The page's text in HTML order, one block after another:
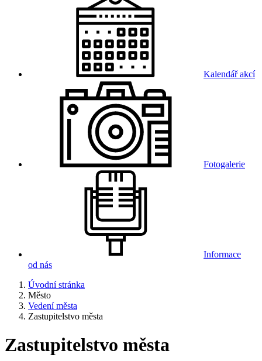
Kalendář akcí
Fotogalerie
Informace
od nás
Úvodní stránka
Město
Vedení města
Zastupitelstvo města
Zastupitelstvo města